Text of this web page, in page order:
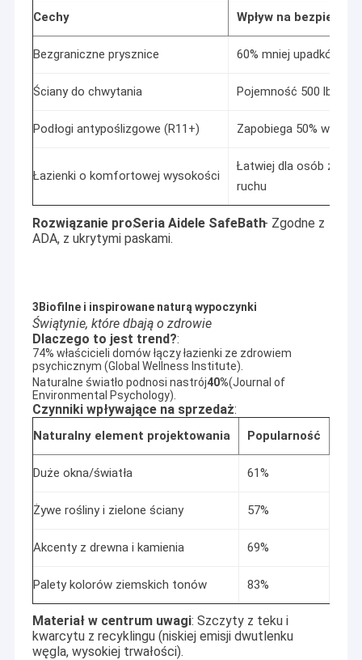
Do domu
Cechy Wpływ na
Bezgraniczne prysznice 60% mniej upadków
Ściany do chwytania Pojemność 500 lb
Podłogi antypoślizgowe (R11+) Zapobiega 50%
Łazienki o komfortowej wysokości
Łatwiej dla osób z
ruchu
Rozwiązanie pro:Seria Aidele SafeBath- Zgodne z
ADA, z ukrytymi paskami.
3Biofilne i inspirowane naturą wypoczynki
Świątynie, które dbają o zdrowie
Dlaczego to jest trend?:
74% właścicieli domów łączy łazienki ze zdrowiem
psychicznym (Global Wellness Institute).
Naturalne światło podnosi nastrój40%(Journal of
Environmental Psychology).
Czynniki wpływające na sprzedaż:
Naturalny element projektowania Popularność
Duże okna/światła 61%
Żywe rośliny i zielone ściany 57%
Akcenty z drewna i kamienia 69%
Palety kolorów ziemskich tonów 83%
Materiał w centrum uwagi: Szczyty z teku i
kwarcytu z recyklingu (niskiej emisji dwutlenku
węgla, wysokiej trwałości).